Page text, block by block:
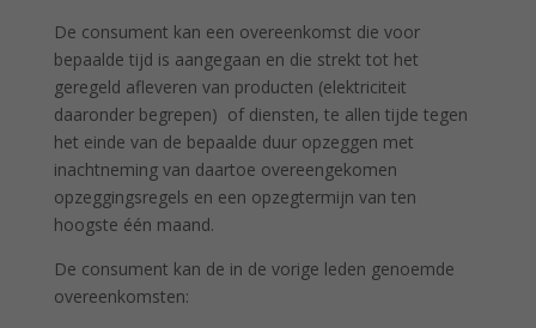
De consument kan een overeenkomst die voor
bepaalde tijd is aangegaan en die strekt tot het
geregeld afleveren van producten (elektriciteit
daaronder begrepen) of diensten, te allen tijde tegen
het einde van de bepaalde duur opzeggen met
inachtneming van daartoe overeengekomen
opzeggingsregels en een opzegtermijn van ten
hoogste één maand.
De consument kan de in de vorige leden genoemde
overeenkomsten: